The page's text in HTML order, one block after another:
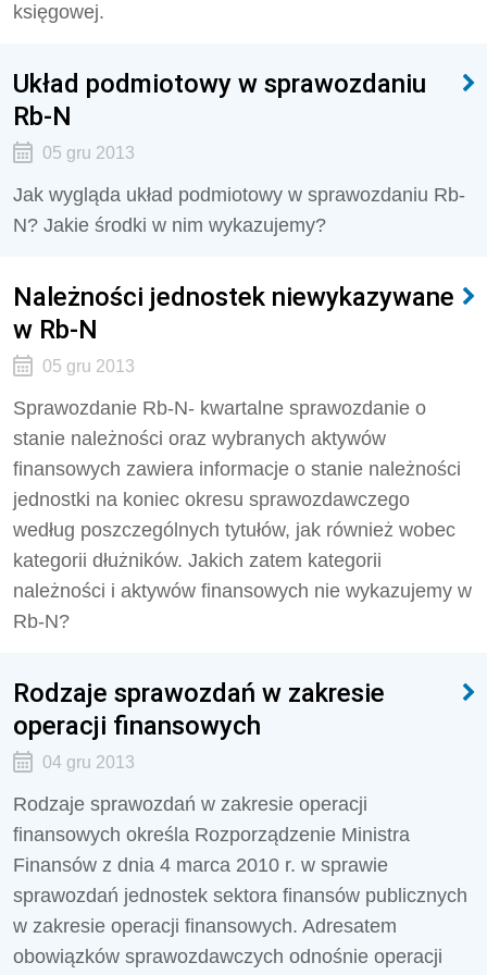
księgowej.
Układ podmiotowy w sprawozdaniu
Rb-N
05 gru 2013
Jak wygląda układ podmiotowy w sprawozdaniu Rb-
N? Jakie środki w nim wykazujemy?
Należności jednostek niewykazywane
w Rb-N
05 gru 2013
Sprawozdanie Rb-N- kwartalne sprawozdanie o
stanie należności oraz wybranych aktywów
finansowych zawiera informacje o stanie należności
jednostki na koniec okresu sprawozdawczego
według poszczególnych tytułów, jak również wobec
kategorii dłużników. Jakich zatem kategorii
należności i aktywów finansowych nie wykazujemy w
Rb-N?
Rodzaje sprawozdań w zakresie
operacji finansowych
04 gru 2013
Rodzaje sprawozdań w zakresie operacji
finansowych określa Rozporządzenie Ministra
Finansów z dnia 4 marca 2010 r. w sprawie
sprawozdań jednostek sektora finansów publicznych
w zakresie operacji finansowych. Adresatem
obowiązków sprawozdawczych odnośnie operacji